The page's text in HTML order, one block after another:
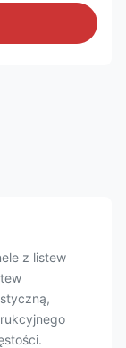
z listew